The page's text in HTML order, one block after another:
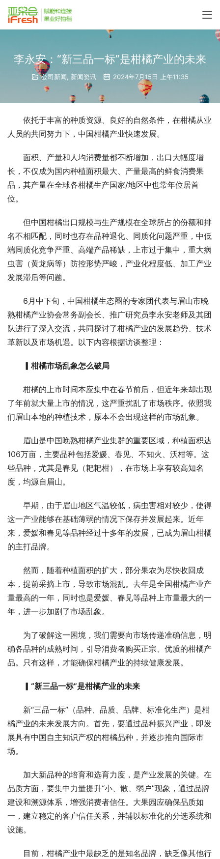
李永安：“新三品一标”是柑橘产业的未来
公司新闻 新闻资讯 2024年7月15日 上午11:35
依托于丰富的种质资源、良好的自然条件，在柑橘从业
人员的共同努力下，中国柑橘产业快速发展。
面积、产量和人均消费量都不断增加，出口大幅度增
长，不仅成为国内种植面积最大、产量最高的鲜食消费果
品，其产量在全球各柑橘生产国家/地区中也常年位居首
位。
但中国柑橘出口规模与生产规模在全球所占的份额和排
名不相匹配，同时也存在品种退化、同质化问题严重，中低
端同质化竞争严重、高端产品稀缺，上市过于集中，重大病
虫害（黄龙病等）防控形势严峻，产业化程度低、加工产业
发展滞后等问题。
6月中下旬，中国柑橘生态圈的专家团代表与眉山市晚
熟柑橘产业协会常务副会长、推广研究员李永安老师及其团
队进行了深入交流，共同探讨了柑橘产业的发展趋势、技术
革新以及市场机遇。以下内容根据访谈整理：
▎柑橘市场乱象怎么破局
柑橘的上市时间本应集中在春节前后，但近年来却出现
了年前就大量上市的情况，这严重扰乱了市场秩序。依照我
们眉山本地的种植技术，原本不会出现这样的市场乱象。
眉山是中国晚熟柑橘产业集群的重要区域，种植面积达
106万亩，主要品种包括爱媛、春见、不知火、沃柑等。这
些品种，尤其是春见（耙耙柑），在市场上享有较高知名
度，均源自眉山。
早期，由于眉山地区气温较低，病虫害相对较少，使得
这一产业能够在基础薄弱的情况下保存并发展起来。近年
来，爱媛和春见等品种经过十多年的发展，已成为眉山柑橘
的主打品牌。
然而，随着种植面积的扩大，部分果农为尽快收回成
本，提前采摘上市，导致市场混乱。去年是全国柑橘产业产
量最高的一年，同时也是爱媛、春见等品种上市量最大的一
年，进一步加剧了市场乱象。
为了破解这一困境，我们需要向市场传递准确信息，明
确各品种的成熟时间，引导消费者购买正宗、优质的柑橘产
品。只有这样，才能确保柑橘产业的持续健康发展。
▎“新三品一标”是柑橘产业的未来
新“三品一标”（品种、品质、品牌、标准化生产）是柑
橘产业的未来发展方向。首先，要通过品种振兴产业，即发
展具有中国自主知识产权的柑橘品种，并逐步推向国际市
场。
加大新品种的培育和选育力度，是产业发展的关键。在
品质方面，要集中力量提升“小、散、弱户”现象，通过品牌
建设和溯源体系，增强消费者信任。大果园应确保品质如
一，建立稳定的客户信任关系，并辅以标准化的分选系统和
设施。
目前，柑橘产业中最缺乏的是知名品牌，缺乏像其他行